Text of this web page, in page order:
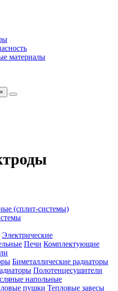
материалы
×
(сплит-системы)
Электрические
Печи Комплектующие
Биметаллические радиаторы
Полотенцесушители
напольные
пушки Тепловые завесы